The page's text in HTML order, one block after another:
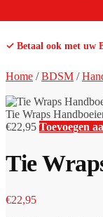
✓ Betaal ook met uw
Home /BDSM /
Tie Wraps
€22,95 Toevoegen
Tie
€22,95